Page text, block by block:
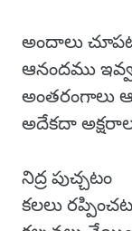
అందాలు
ఆనందము
అంతరంగాలు
అదేకదా
నిద్ర పుచ్చటం
కలలు